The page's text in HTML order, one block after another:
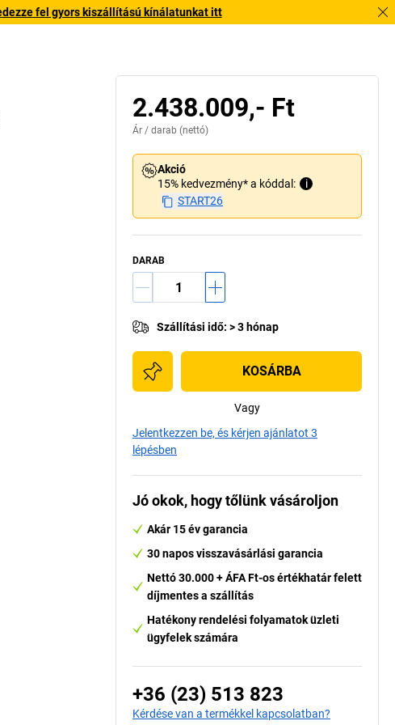
fel gyors kiszállítású kínálatunkat itt
2.438.009,- Ft
Ár / darab (nettó)
Akció
15% kedvezmény* a kóddal:
i
START26
DARAB
Szállítási idő: > 3 hónap
KOSÁRBA
Vagy
Jelentkezzen be, és kérjen ajánlatot 3
lépésben
Jó okok, hogy tőlünk vásároljon
Akár 15 év garancia
30 napos visszavásárlási garancia
Nettó 30.000 + ÁFA Ft-os értékhatár felett
díjmentes a szállítás
Hatékony rendelési folyamatok üzleti
ügyfelek számára
+36 (23) 513 823
Kérdése van a termékkel kapcsolatban?